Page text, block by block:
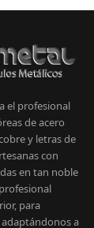
el profesional
de acero
y letras de
con
en tan noble
para
a